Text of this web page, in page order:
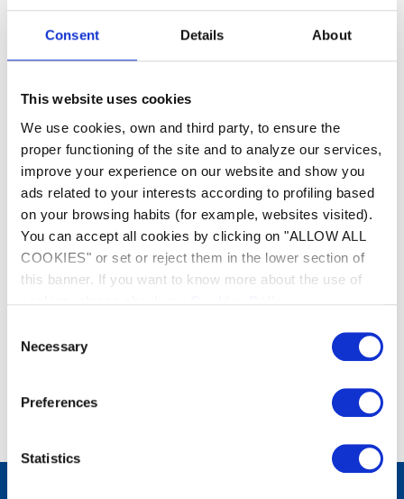
Consent Details About
This website uses cookies
We use cookies, own and third party, to ensure the
proper functioning of the site and to analyze our services,
improve your experience on our website and show you
ads related to your interests according to profiling based
on your browsing habits (for example, websites visited).
You can accept all cookies by clicking on "ALLOW ALL
COOKIES" or set or reject them in the lower section of
this banner. If you want to know more about the use of
Selection
Necessary
Preferences
Statistics
Wenden Sie sich an Ihren Fachhändler, da es sich um
einen Fehler am Lüftermotor handelt (abgeschalteter
Produkte, die Sie hier finden